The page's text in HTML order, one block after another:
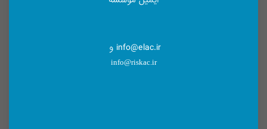
info@elac.ir و
info@riskac.ir